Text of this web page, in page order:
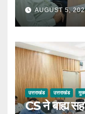
AUGUST 5,
उत्तराखंड उत्तराखंड
CS ने बाह्य